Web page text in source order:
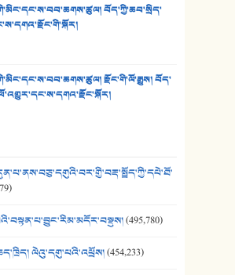
ཟླ་གཞོན་སྙན་དབྱངས། - ཟླ་སྒྲོན།
ཡབ་ཡུམ། - ཟླ་སྒྲོན།
41. མཚན་ཚོགས་ཞབས་བྲོ་སྣ་མང་། - བོད་གཞས་ཕྱོགས་བསྒྲིགས།
བོད་ཀྱི་ཆབ་སྲིད་
རྫོང་གི་ལོ་རྒྱུས། བོད་
(495,780)
ལེའུ་དགུ་པའི་འཕྲོས།(454,233)